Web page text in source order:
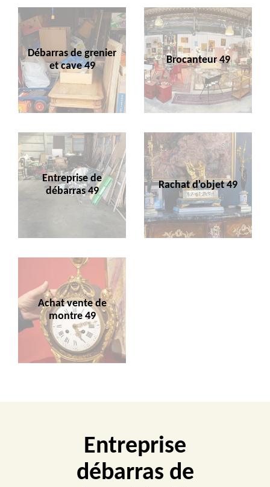
Débarras de grenier
et cave 49
Brocanteur 49
Entreprise de
débarras 49
Rachat d'objet 49
Achat vente de
montre 49
Entreprise
débarras de